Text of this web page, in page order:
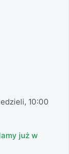
10:00
już w